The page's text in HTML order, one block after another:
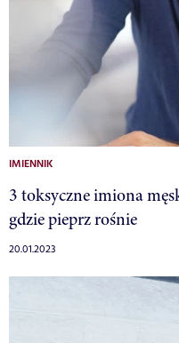
IMIENNIK
3 toksyczne imiona
gdzie pieprz rośnie
20.01.2023